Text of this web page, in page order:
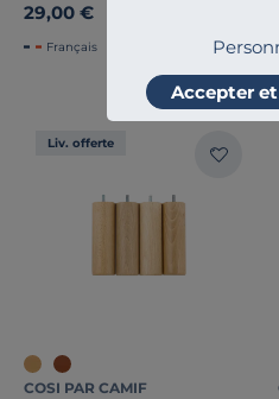
Accepter
29,00 €
Français
Liv. offerte
COSI PAR CAMIF